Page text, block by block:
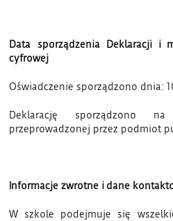
Data sporządzenia Deklaracji i
cyfrowej
Oświadczenie sporządzono dnia:
Deklarację sporządzono
przeprowadzonej przez podmiot
Informacje zwrotne i dane
W szkole podejmuje się